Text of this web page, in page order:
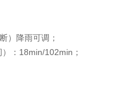
）降雨可调；
：18min/102min；